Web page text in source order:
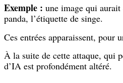
Exemple : une image qui
panda, l’étiquette de singe.
Ces entrées apparaissent, pour
À la suite de cette attaque, qui
d’IA est profondément altéré.